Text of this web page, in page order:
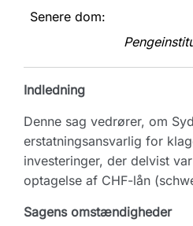
Senere dom:
Indledning
Denne sag vedrører, om
erstatningsansvarlig for
investeringer, der delvist
optagelse af CHF-lån
Sagens omstændigheder